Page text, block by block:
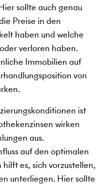
sollte auch genau
Preise in den
haben und welche
verloren haben.
Immobilien auf
von
ist
wirken
aus.
auf den optimalen
es, sich vorzustellen,
unterliegen. Hier sollte